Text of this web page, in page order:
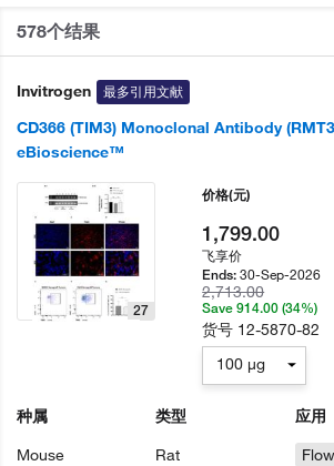
578个结果
Invitrogen 最多引用文献
CD366 (TIM3) Monoclonal Antibody
eBioscience™
27
种属
Mouse
类型
Rat
应用
Flow
价格(元)
1,799.00
飞享价
Ends:30-Sep-2026
2,713.00
Save 914.00 (34%)
货号 12-5870-82
100 µg